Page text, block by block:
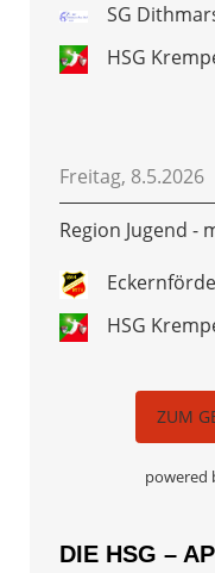
SG
Freitag, 8.5.2026
Region Jugend -
ZUM
powered
DIE HSG –